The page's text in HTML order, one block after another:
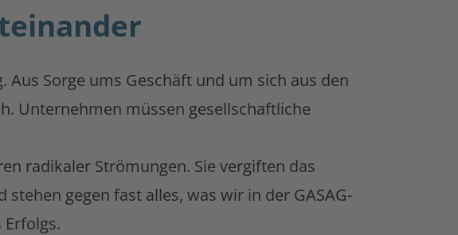
Sorge ums Geschäft und um sich aus den
Unternehmen müssen gesellschaftliche
radikaler Strömungen. Sie vergiften das
gegen fast alles, was wir in der GASAG-